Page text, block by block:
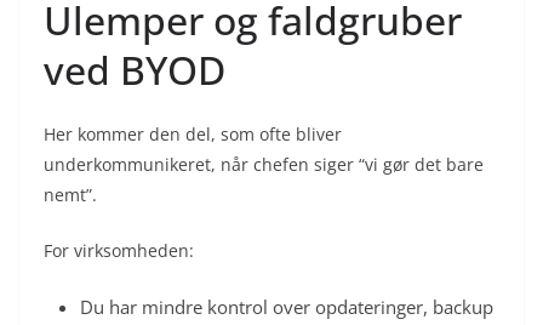
Ulemper og faldgruber
ved BYOD
Her kommer den del, som ofte bliver
underkommunikeret, når chefen siger “vi gør det bare
nemt”.
For virksomheden:
Du har mindre kontrol over opdateringer, backup